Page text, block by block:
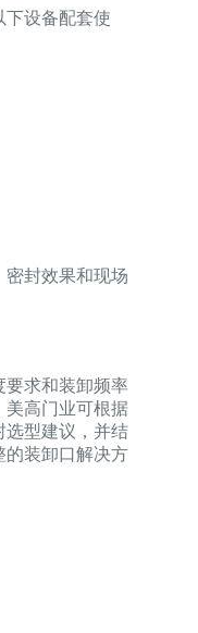
下设备配套使
密封效果和现场
要求和装卸频率
美高门业可根据
选型建议，并结
的装卸口解决方